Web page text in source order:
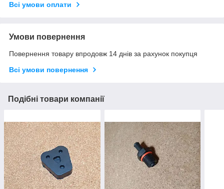
Всі умови оплати
Умови повернення
Повернення товару впродовж 14 днів за рахунок покупця
Всі умови повернення
Подібні товари компанії